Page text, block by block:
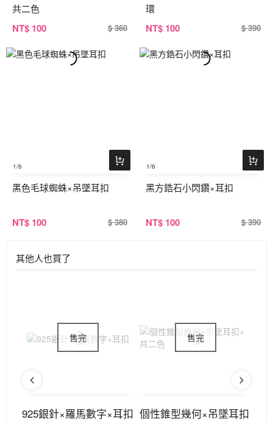
共二色
NT$ 100 $ 360
環
NT$ 100 $ 390
1/6
黑色毛球蜘蛛×吊墜耳扣
NT$ 100 $ 380
1/6
黑方鋯石小閃鑽×耳扣
NT$ 100 $ 390
其他人也買了
925銀針×羅馬數字×耳扣 個性錐型幾何×吊墜耳扣